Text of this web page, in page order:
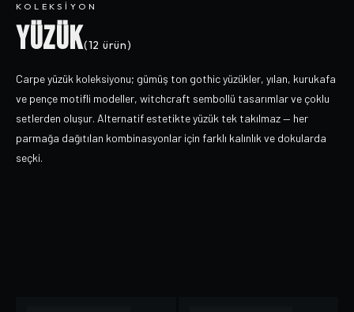
KOLEKSIYON
YÜZÜK(12 ürün)
Carpe yüzük koleksiyonu; gümüş ton gothic yüzükler, yılan, kurukafa
ve pençe motifli modeller, witchcraft sembollü tasarımlar ve çoklu
setlerden oluşur. Alternatif estetikte yüzük tek takılmaz — her
parmağa dağıtılan kombinasyonlar için farklı kalınlık ve dokularda
seçki.